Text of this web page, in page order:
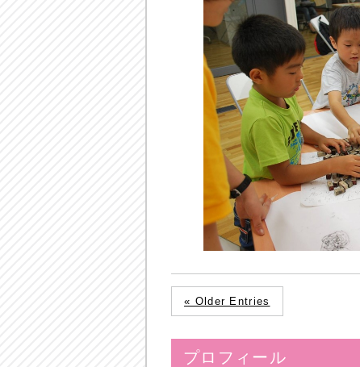
« Older Entries
プロフィール